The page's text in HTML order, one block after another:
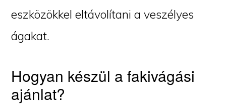
eszközökkel eltávolítani a veszélyes
ágakat.
Hogyan készül a fakivágási
ajánlat?